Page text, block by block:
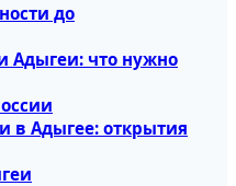
до
Адыгеи: что нужно
в Адыгее: открытия